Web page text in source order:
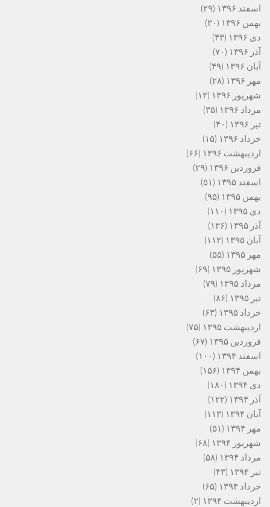
اسفند ۱۳۹۶
(۲۹)
بهمن ۱۳۹۶
(۳۰)
دی ۱۳۹۶
(۴۳)
آذر ۱۳۹۶
(۷۰)
آبان ۱۳۹۶
(۴۹)
مهر ۱۳۹۶
(۲۸)
شهریور ۱۳۹۶
(۱۲)
مرداد ۱۳۹۶
(۳۵)
تیر ۱۳۹۶
(۴۰)
خرداد ۱۳۹۶
(۱۵)
اردیبهشت ۱۳۹۶
(۶۶)
فروردین ۱۳۹۶
(۲۹)
اسفند ۱۳۹۵
(۵۱)
بهمن ۱۳۹۵
(۹۵)
دی ۱۳۹۵
(۱۱۰)
آذر ۱۳۹۵
(۱۳۶)
آبان ۱۳۹۵
(۱۱۲)
مهر ۱۳۹۵
(۵۵)
شهریور ۱۳۹۵
(۶۹)
مرداد ۱۳۹۵
(۷۹)
تیر ۱۳۹۵
(۸۶)
خرداد ۱۳۹۵
(۶۳)
اردیبهشت ۱۳۹۵
(۷۵)
فروردین ۱۳۹۵
(۶۷)
اسفند ۱۳۹۴
(۱۰۰)
بهمن ۱۳۹۴
(۱۵۶)
دی ۱۳۹۴
(۱۸۰)
آذر ۱۳۹۴
(۱۲۲)
آبان ۱۳۹۴
(۱۱۳)
مهر ۱۳۹۴
(۵۱)
شهریور ۱۳۹۴
(۶۸)
مرداد ۱۳۹۴
(۵۸)
تیر ۱۳۹۴
(۴۳)
خرداد ۱۳۹۴
(۶۵)
اردیبهشت ۱۳۹۴
(۲)